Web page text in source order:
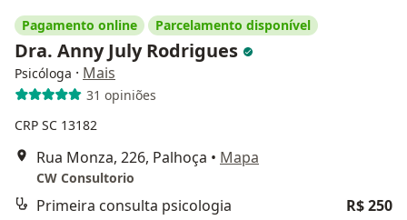
Pagamento online Parcelamento disponível
Dra. Anny July Rodrigues
Psicóloga · Mais
31 opiniões
CRP SC 13182
Rua Monza, 226, Palhoça • Mapa
CW Consultorio
Primeira consulta psicologia
R$ 250